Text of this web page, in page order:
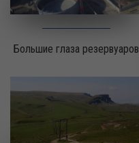
Большие глаза резервуаров